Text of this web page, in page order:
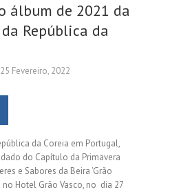
álbum de 2021 da
República da
25 Fevereiro, 2022
da Coreia em Portugal,
do Capítulo da Primavera
e Sabores da Beira ‘Grão
no Hotel Grão Vasco, no dia 27